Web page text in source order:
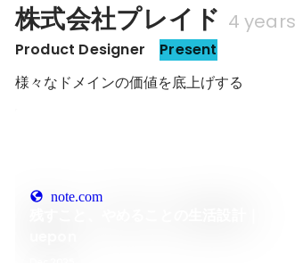
株式会社プレイド 4 years
Product Designer Present
様々なドメインの価値を底上げする
note.com